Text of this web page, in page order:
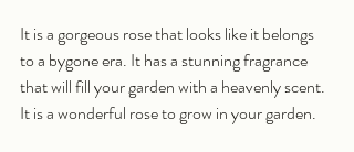
It is a gorgeous rose that looks like it belongs
to a bygone era. It has a stunning fragrance
that will fill your garden with a heavenly scent.
It is a wonderful rose to grow in your garden.